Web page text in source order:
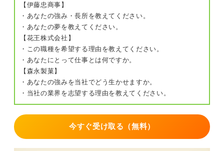
【伊藤忠商事】
・あなたの強み・長所を教えてください。
・あなたの夢を教えてください。
【花王株式会社】
・この職種を希望する理由を教えてください。
・あなたにとって仕事とは何ですか。
【森永製菓】
・あなたの強みを当社でどう生かせますか。
・当社の業界を志望する理由を教えてください。
今すぐ受け取る（無料）